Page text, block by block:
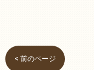
< 前のページ